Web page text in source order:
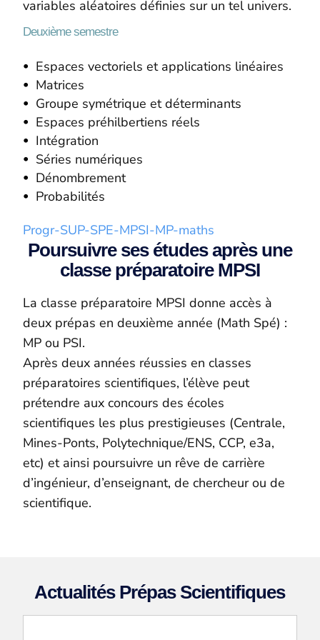
variables aléatoires définies sur un tel univers.
Deuxième semestre
Espaces vectoriels et applications linéaires
Matrices
Groupe symétrique et déterminants
Espaces préhilbertiens réels
Intégration
Séries numériques
Dénombrement
Probabilités
Progr-SUP-SPE-MPSI-MP-maths
Poursuivre ses études après une
classe préparatoire MPSI
La classe préparatoire MPSI donne accès à
deux prépas en deuxième année (Math Spé) :
MP ou PSI.
Après deux années réussies en classes
préparatoires scientifiques, l’élève peut
prétendre aux concours des écoles
scientifiques les plus prestigieuses (Centrale,
Mines-Ponts, Polytechnique/ENS, CCP, e3a,
etc) et ainsi poursuivre un rêve de carrière
d’ingénieur, d’enseignant, de chercheur ou de
scientifique.
Actualités Prépas Scientifiques